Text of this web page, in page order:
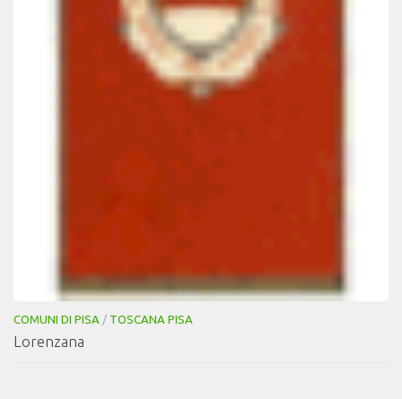
COMUNI DI PISA / TOSCANA PISA
Lorenzana